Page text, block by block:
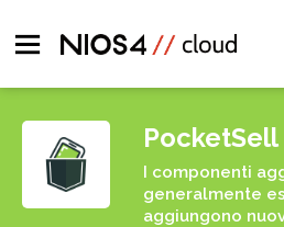
PocketSell
I componenti
generalmente
aggiungono